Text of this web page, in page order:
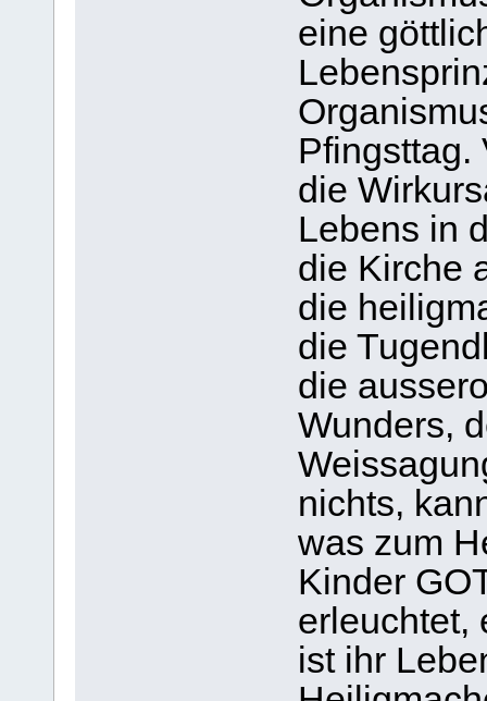
eine
Pfingsttag.
die
Lebens in
die Kirche
die
die
die
Wunders,
nichts,
was zum
Kinder
erleuchtet,
ist ihr